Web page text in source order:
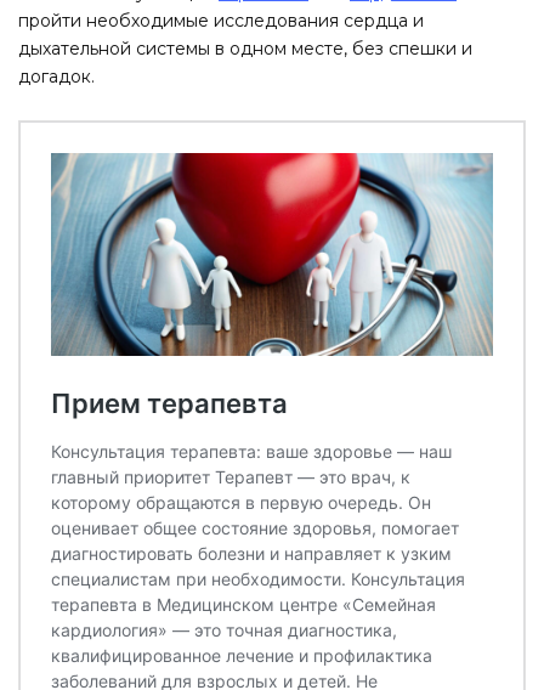
пройти необходимые исследования сердца и
дыхательной системы в одном месте, без спешки и
догадок.